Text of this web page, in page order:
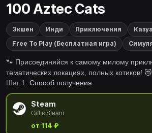
100 Aztec Cats
Экшен Инди Приключения
Free To Play (Бесплатная игра)
🐾 Присоединяйся к самому милому
тематических локациях, полных котиков!
очаровательные нарисованные от руки
найти 100 спрятанных пушистиков по
Сможешь найти их всех? 🕵️‍♂️🐈
Шаг 1: Способ получения
Steam
Gift в Steam
от 114 ₽